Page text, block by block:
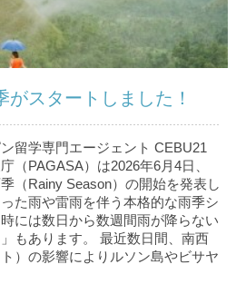
がスタートしました！
留学専門エージェント CEBU21
（PAGASA）は2026年6月4日、
（Rainy Season）の開始を発表し
た雨や雷雨を伴う本格的な雨季シ
には数日から数週間雨が降らない
」もあります。 最近数日間、南西
）の影響によりルソン島やビサヤ